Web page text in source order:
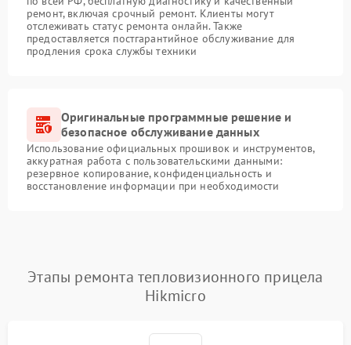
ремонт, включая срочный ремонт. Клиенты могут
отслеживать статус ремонта онлайн. Также
предоставляется постгарантийное обслуживание для
продления срока службы техники
Оригинальные программные решение и
безопасное обслуживание данных
Использование официальных прошивок и инструментов,
аккуратная работа с пользовательскими данными:
резервное копирование, конфиденциальность и
восстановление информации при необходимости
Этапы ремонта тепловизионного прицела
Hikmicro